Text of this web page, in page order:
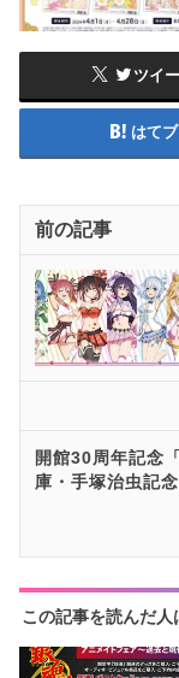
ツイ
はてブ
前の記事
開館30周年記念
庫・手塚治虫記
この記事を読んだ人